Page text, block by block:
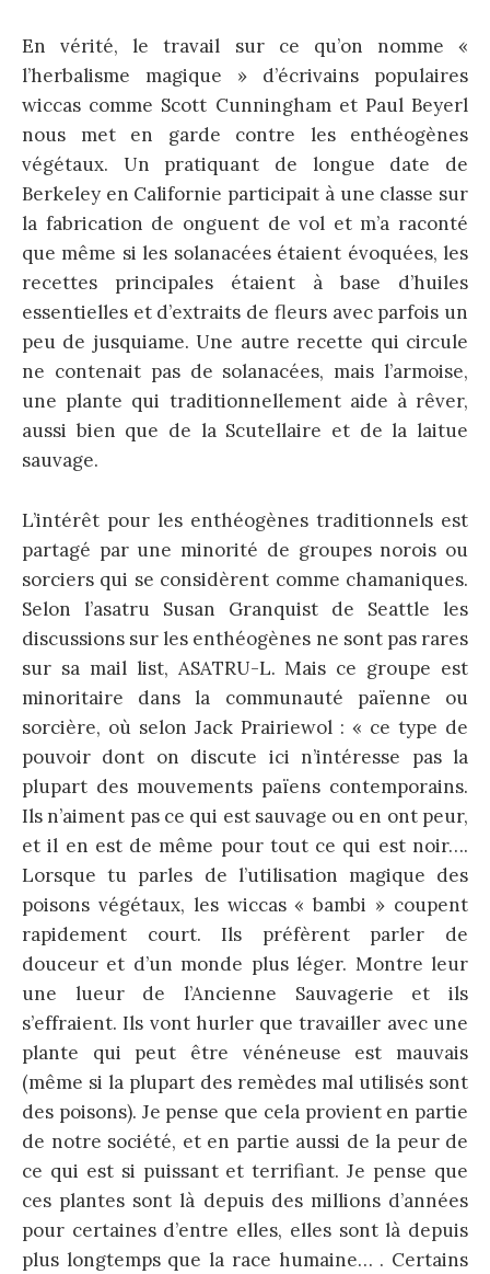
En vérité, le travail sur ce qu’on nomme «
l’herbalisme magique » d’écrivains populaires
wiccas comme Scott Cunningham et Paul Beyerl
nous met en garde contre les enthéogènes
végétaux. Un pratiquant de longue date de
Berkeley en Californie participait à une classe sur
la fabrication de onguent de vol et m’a raconté
que même si les solanacées étaient évoquées, les
recettes principales étaient à base d’huiles
essentielles et d’extraits de fleurs avec parfois un
peu de jusquiame. Une autre recette qui circule
ne contenait pas de solanacées, mais l’armoise,
une plante qui traditionnellement aide à rêver,
aussi bien que de la Scutellaire et de la laitue
sauvage.
L’intérêt pour les enthéogènes traditionnels est
partagé par une minorité de groupes norois ou
sorciers qui se considèrent comme chamaniques.
Selon l’asatru Susan Granquist de Seattle les
discussions sur les enthéogènes ne sont pas rares
sur sa mail list, ASATRU-L. Mais ce groupe est
minoritaire dans la communauté païenne ou
sorcière, où selon Jack Prairiewol : « ce type de
pouvoir dont on discute ici n’intéresse pas la
plupart des mouvements païens contemporains.
Ils n’aiment pas ce qui est sauvage ou en ont peur,
et il en est de même pour tout ce qui est noir….
Lorsque tu parles de l’utilisation magique des
poisons végétaux, les wiccas « bambi » coupent
rapidement court. Ils préfèrent parler de
douceur et d’un monde plus léger. Montre leur
une lueur de l’Ancienne Sauvagerie et ils
s’effraient. Ils vont hurler que travailler avec une
plante qui peut être vénéneuse est mauvais
(même si la plupart des remèdes mal utilisés sont
des poisons). Je pense que cela provient en partie
de notre société, et en partie aussi de la peur de
ce qui est si puissant et terrifiant. Je pense que
ces plantes sont là depuis des millions d’années
pour certaines d’entre elles, elles sont là depuis
plus longtemps que la race humaine… . Certains